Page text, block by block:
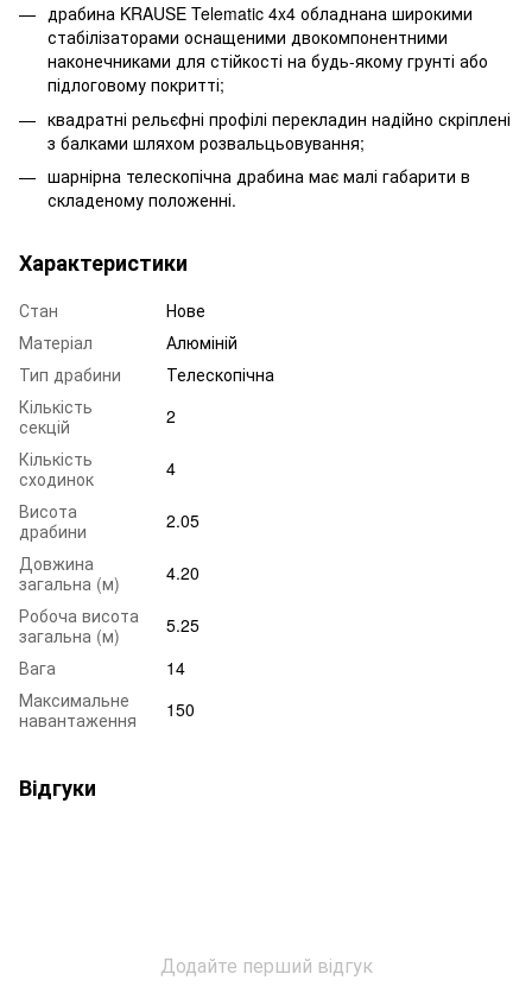
драбина KRAUSE Telematic 4x4 обладнана широкими
стабілізаторами оснащеними двокомпонентними
наконечниками для стійкості на будь-якому грунті або
підлоговому покритті;
квадратні рельєфні профілі перекладин надійно скріплені
з балками шляхом розвальцьовування;
шарнірна телескопічна драбина має малі габарити в
складеному положенні.
Характеристики
Стан
Нове
Матеріал
Алюміній
Тип драбини
Телескопічна
Кількість
секцій
2
Кількість
сходинок
4
Висота
драбини
2.05
Довжина
загальна (м)
4.20
Робоча висота
загальна (м)
5.25
Вага
14
Максимальне
навантаження
150
Відгуки
Додайте перший відгук